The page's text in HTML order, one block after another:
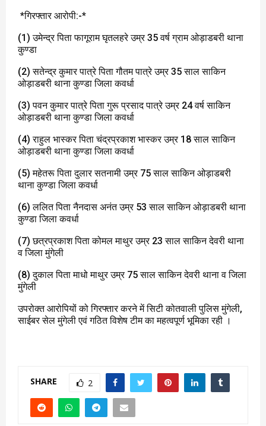
*गिरफ्तार आरोपी:-*
(1) उमेन्द्र पिता फागूराम घृतलहरे उम्र 35 वर्ष ग्राम ओड़ाडबरी थाना
कुण्डा
(2) सतेन्द्र कुमार पात्रे पिता गौतम पात्रे उम्र 35 साल साकिन
ओड़ाडबरी थाना कुण्डा जिला कवर्धा
(3) पवन कुमार पात्रे पिता गुरू प्रसाद पात्रे उम्र 24 वर्ष साकिन
ओड़ाडबरी थाना कुण्डा जिला कवर्धा
(4) राहुल भास्कर पिता चंद्रप्रकाश भास्कर उम्र 18 साल साकिन
ओड़ाडबरी थाना कुण्डा जिला कवर्धा
(5) महेतरू पिता दुलार सतनामी उम्र 75 साल साकिन ओड़ाडबरी
थाना कुण्डा जिला कवर्धा
(6) ललित पिता नैनदास अनंत उम्र 53 साल साकिन ओड़ाडबरी थाना
कुण्डा जिला कवर्धा
(7) छत्रप्रकाश पिता कोमल माथुर उम्र 23 साल साकिन देवरी थाना
व जिला मुंगेली
(8) दुकाल पिता माधो माथुर उम्र 75 साल साकिन देवरी थाना व जिला
मुंगेली
उपरोक्त आरोपियों को गिरफ्तार करने में सिटी कोतवाली पुलिस मुंगेली,
साईबर सेल मुंगेली एवं गठित विशेष टीम का महत्वपूर्ण भूमिका रही ।
SHARE 2